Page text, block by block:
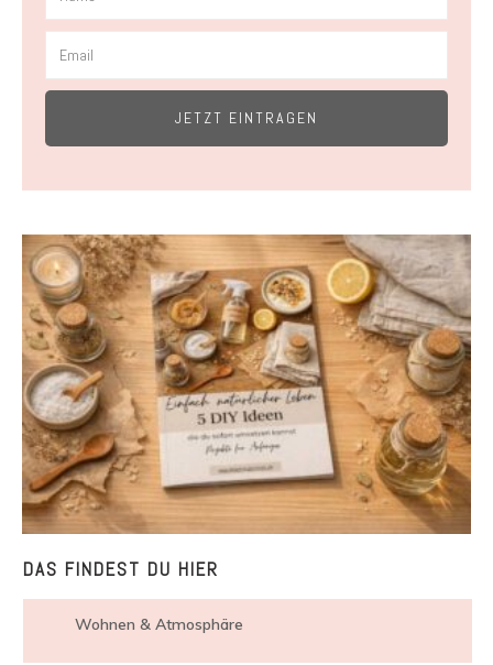
JETZT EINTRAGEN
DAS FINDEST DU HIER
Wohnen & Atmosphäre